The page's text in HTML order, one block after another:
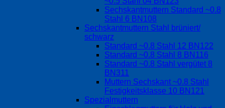
Sechskantmuttern Standard ~0.8
Stahl 6 BN108
Sechskantmuttern Stahl brüniert/
schwarz
Standard ~0.8 Stahl 12 BN122
Standard ~0.8 Stahl 8 BN116
Standard ~0.8 Stahl vergütet 8
BN311
Muttern Sechskant ~0.8 Stahl
Festigkeitsklasse 10 BN121
Spezialmuttern